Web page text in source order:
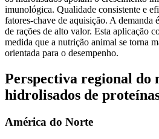
imunológica. Qualidade consistente e
fatores-chave de aquisição. A demanda
de rações de alto valor. Esta aplicação
medida que a nutrição animal se torna
orientada para o desempenho.
Perspectiva regional do
hidrolisados ​​de
América do Norte